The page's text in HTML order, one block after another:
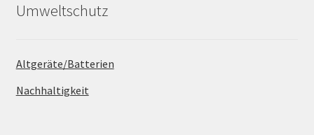
Umweltschutz
Altgeräte/Batterien
Nachhaltigkeit